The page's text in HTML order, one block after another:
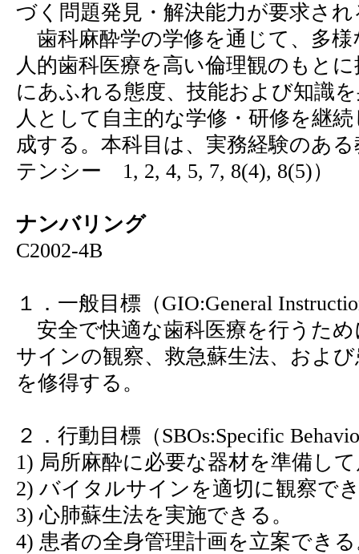
づく問題発見・解決能力が要求され
歯科麻酔学の学修を通じて、多
人的歯科医療を高い倫理観のもと
にあふれる態度、技能および知識
人として自主的な学修・研修を継
成する。本科目は、実務経験のあ
テンシー 1, 2, 4, 5, 7, 8(4), 8(5)）
ナンバリング
C2002-4B
１．一般目標（GIO:General
安全で快適な歯科医療を行うた
サインの観察、救急蘇生法、およ
を修得する。
２．行動目標（SBOs:Specific
1) 局所麻酔に必要な器材を準備し
2) バイタルサインを適切に観察で
3) 心肺蘇生法を実施できる。
4) 患者の全身管理計画を立案でき